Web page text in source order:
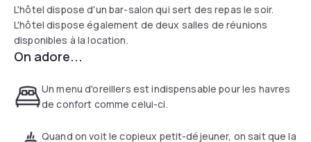
L'hôtel dispose d'un bar-salon qui sert des repas le soir.
L'hôtel dispose également de deux salles de réunions
disponibles à la location.
On adore...
Un menu d'oreillers est indispensable pour les havres
de confort comme celui-ci.
Quand on voit le copieux petit-déjeuner, on sait que la